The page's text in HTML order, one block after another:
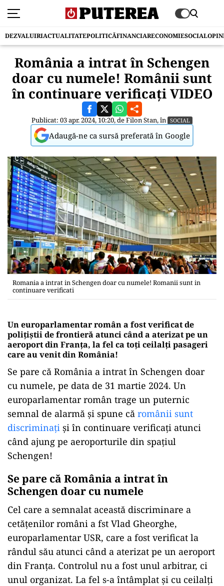
DEZVALUIRIACTUALITATEPOLITICĂFINANCIARECONOMIESOCIAL
România a intrat în Schengen
doar cu numele! Românii sunt
în continuare verificați VIDEO
Publicat: 03 apr. 2024, 10:20, deFilon Stan, în SOCIAL
Adaugă-ne ca sursă preferată în Google
Romania a intrat in Schengen doar cu numele! Romanii sunt in
continuare verificati
Un europarlamentar român a fost verificat de
polițiștii de frontieră atunci când a aterizat pe un
aeroport din Franța, la fel ca toți ceilalți pasageri
care au venit din România!
Se pare că România a intrat în Schengen doar
cu numele, pe data de 31 martie 2024. Un
europarlamentar român trage un puternic
semnal de alarmă și spune că românii sunt
discriminați și în continuare verificați atunci
când ajung pe aeroporturile din spațiul
Schengen!
Se pare că România a intrat în
Schengen doar cu numele
Cel care a semnalat această discriminare a
cetățenilor români a fst Vlad Gheorghe,
europarlamentar USR, care a fost verificat la
rândul său atunci când a aterizat pe un aeroport
din Franța. Controlul nu a fost unul arbitrar, ci
unul organizat. La fel s-a întâmplat și cu ceilalți